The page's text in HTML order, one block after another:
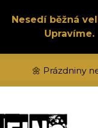
Nesedí běžná
Upravíme.
🌼 Prázdniny